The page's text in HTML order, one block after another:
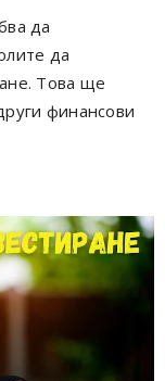
да
да
Това ще
финансови